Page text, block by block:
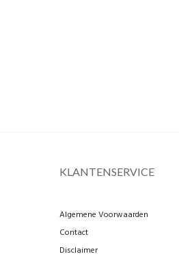
KLANTENSERVICE
Algemene Voorwaarden
Contact
Disclaimer